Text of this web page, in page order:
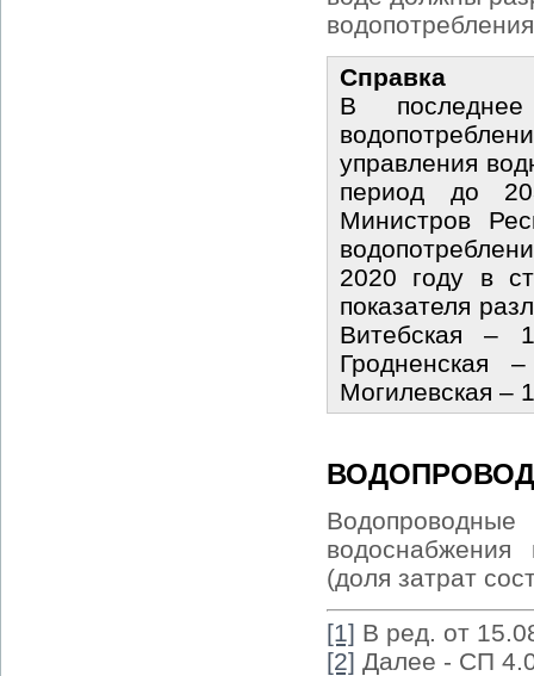
Справка
В
управления
период до
Министров
2020 году в
показателя
Витебская –
Гродненская
Могилевская –
водоснабжения
(доля затрат
[1] В ред. от
[2] Далее - СП